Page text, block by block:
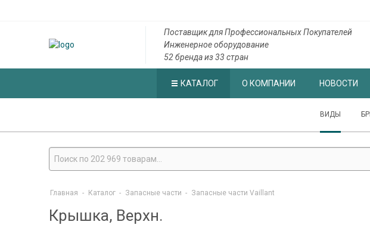
Поставщик для Профессиональных Покупателей
Инженерное оборудование
52 бренда из 33 стран
КАТАЛОГ О КОМПАНИИ НОВОСТИ
ВИДЫ
Главная - Каталог - Запасные части - Запасные части Vaillant
Крышка, Верхн.